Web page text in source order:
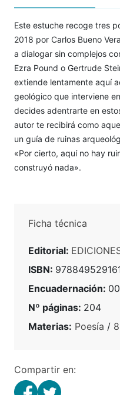
Este estuche recoge tres
2018 por Carlos Bueno
a dialogar sin complejos
Ezra Pound o Gertrude
extiende lentamente aquí
geológico que interviene
decides adentrarte en
autor te recibirá como
un guía de ruinas
«Por cierto, aquí no hay
construyó nada».
Ficha técnica
Editorial:
ISBN:
Encuadernación: 00
Nº páginas: 204
Materias: Poesía /
Compartir en: